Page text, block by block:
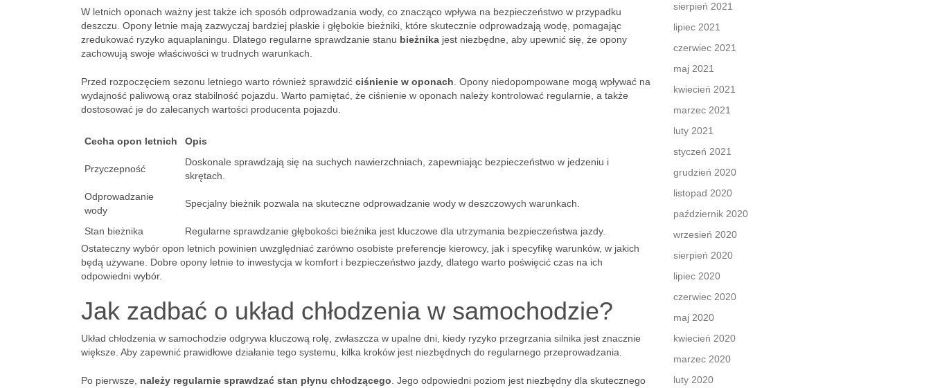
W letnich oponach ważny jest także ich sposób odprowadzania wody, co znacząco wpływa na bezpieczeństwo w przypadku
deszczu. Opony letnie mają zazwyczaj bardziej płaskie i głębokie bieżniki, które skutecznie odprowadzają wodę, pomagając
zredukować ryzyko aquaplaningu. Dlatego regularne sprawdzanie stanu bieżnika jest niezbędne, aby upewnić się, że opony
zachowują swoje właściwości w trudnych warunkach.
Przed rozpoczęciem sezonu letniego warto również sprawdzić ciśnienie w oponach . Opony niedopompowane mogą wpływać na
wydajność paliwową oraz stabilność pojazdu. Warto pamiętać, że ciśnienie w oponach należy kontrolować regularnie, a także
dostosować je do zalecanych wartości producenta pojazdu.
Cecha opon letnich Opis
Przyczepność
Doskonale sprawdzają się na suchych nawierzchniach, zapewniając bezpieczeństwo w jedzeniu i
skrętach.
Odprowadzanie
wody
Specjalny bieżnik pozwala na skuteczne odprowadzanie wody w deszczowych warunkach.
Stan bieżnika
Regularne sprawdzanie głębokości bieżnika jest kluczowe dla utrzymania bezpieczeństwa jazdy.
Ostateczny wybór opon letnich powinien uwzględniać zarówno osobiste preferencje kierowcy, jak i specyfikę warunków, w jakich
będą używane. Dobre opony letnie to inwestycja w komfort i bezpieczeństwo jazdy, dlatego warto poświęcić czas na ich
odpowiedni wybór.
Jak zadbać o układ chłodzenia w samochodzie?
Układ chłodzenia w samochodzie odgrywa kluczową rolę, zwłaszcza w upalne dni, kiedy ryzyko przegrzania silnika jest znacznie
większe. Aby zapewnić prawidłowe działanie tego systemu, kilka kroków jest niezbędnych do regularnego przeprowadzania.
Po pierwsze, należy regularnie sprawdzać stan płynu chłodzącego . Jego odpowiedni poziom jest niezbędny dla skutecznego
sierpień 2021
lipiec 2021
czerwiec 2021
maj 2021
kwiecień 2021
marzec 2021
luty 2021
styczeń 2021
grudzień 2020
listopad 2020
październik 2020
wrzesień 2020
sierpień 2020
lipiec 2020
czerwiec 2020
maj 2020
kwiecień 2020
marzec 2020
luty 2020